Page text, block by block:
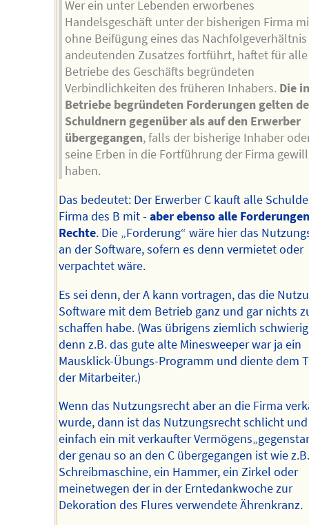
Wer ein unter Lebenden erworbenes
Handelsgeschäft unter der bisherigen Firma
ohne Beifügung eines das Nachfolgeverhältnis
andeutenden Zusatzes fortführt, haftet für
Betriebe des Geschäfts begründeten
Verbindlichkeiten des früheren Inhabers. Die
Betriebe begründeten Forderungen gelten
Schuldnern gegenüber als auf den Erwerber
übergegangen, falls der bisherige Inhaber
seine Erben in die Fortführung der Firma
haben.
Das bedeutet: Der Erwerber C kauft alle
Firma des B mit - aber ebenso alle
Rechte. Die „Forderung“ wäre hier das
an der Software, sofern es denn vermietet oder
verpachtet wäre.
Es sei denn, der A kann vortragen, das die
Software mit dem Betrieb ganz und gar nichts
schaffen habe. (Was übrigens ziemlich
denn z.B. das gute alte Minesweeper war ja ein
Mausklick-Übungs-Programm und diente dem
der Mitarbeiter.)
Wenn das Nutzungsrecht aber an die Firma
wurde, dann ist das Nutzungsrecht schlicht und
einfach ein mit verkaufter
der genau so an den C übergegangen ist wie
Schreibmaschine, ein Hammer, ein Zirkel oder
meinetwegen der in der Erntedankwoche zur
Dekoration des Flures verwendete Ährenkranz.